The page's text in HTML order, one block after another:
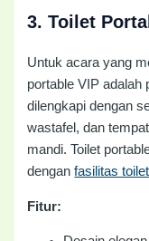
3.Toilet
Untuk acara yang
portable VIP adalah
dilengkapi dengan
wastafel, dan
mandi. Toilet
denganfasilitas
Fitur: